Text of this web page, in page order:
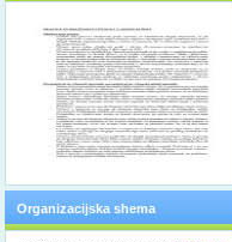
Organizacijska shema